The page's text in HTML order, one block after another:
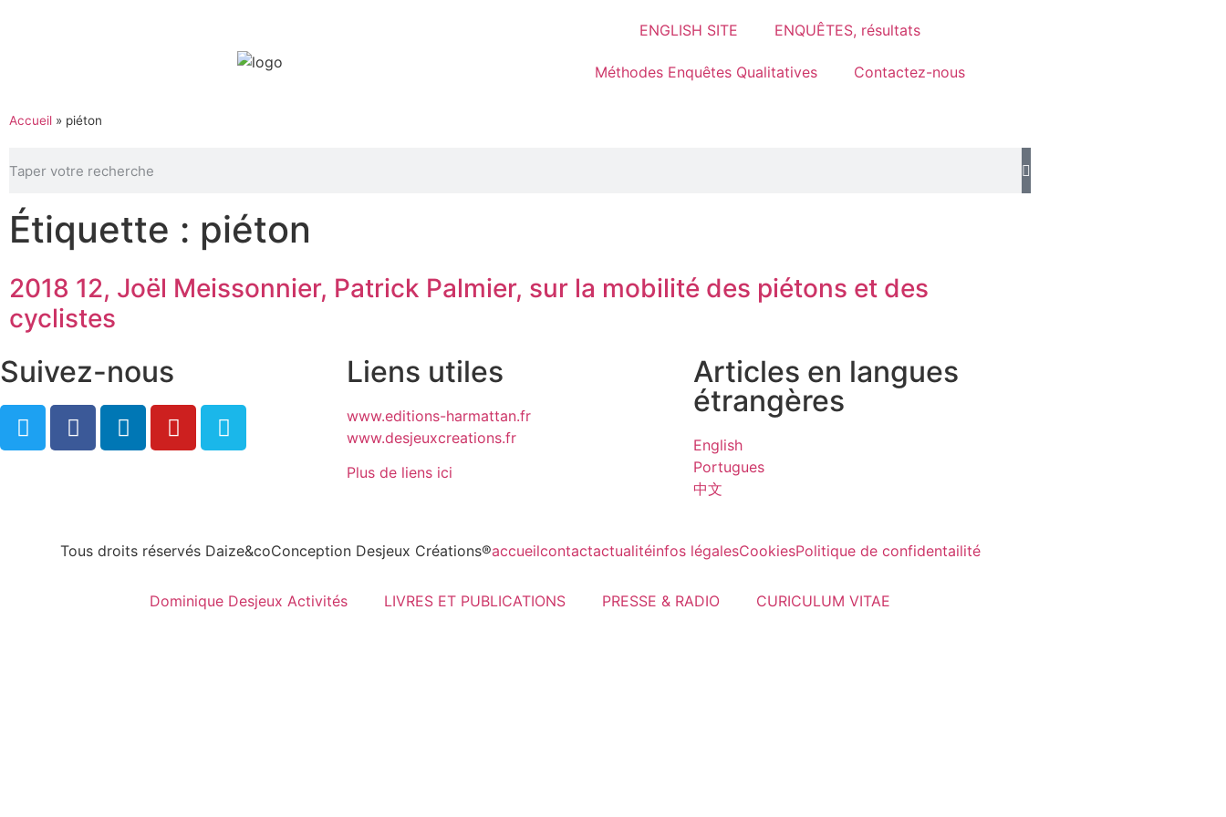
ENGLISH SITE ENQUÊTES, résultats
Méthodes Enquêtes Qualitatives Contactez-nous
Accueil » piéton
Étiquette : piéton
2018 12, Joël Meissonnier, Patrick Palmier, sur la mobilité des piétons et des
cyclistes
Suivez-nous Liens utiles
www.editions-harmattan.fr
www.desjeuxcreations.fr
Plus de liens ici
Articles en langues
étrangères
English
Portugues
中文
Tous droits réservés Daize&coConception Desjeux Créations®accueilcontactactualitéinfos légalesCookiesPolitique de confidentailité
Dominique Desjeux Activités LIVRES ET PUBLICATIONS PRESSE & RADIO CURICULUM VITAE